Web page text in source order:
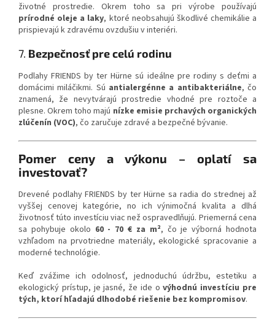
životné prostredie. Okrem toho sa pri výrobe používajú
prírodné oleje a laky, ktoré neobsahujú škodlivé chemikálie a
prispievajú k zdravému ovzdušiu v interiéri.
7. Bezpečnosť pre celú rodinu
Podlahy FRIENDS by ter Hürne sú ideálne pre rodiny s deťmi a
domácimi miláčikmi. Sú antialergénne a antibakteriálne, čo
znamená, že nevytvárajú prostredie vhodné pre roztoče a
plesne. Okrem toho majú nízke emisie prchavých organických
zlúčenín (VOC), čo zaručuje zdravé a bezpečné bývanie.
Pomer ceny a výkonu – oplatí sa
investovať?
Drevené podlahy FRIENDS by ter Hürne sa radia do strednej až
vyššej cenovej kategórie, no ich výnimočná kvalita a dlhá
životnosť túto investíciu viac než ospravedlňujú. Priemerná cena
sa pohybuje okolo 60 - 70 € za m², čo je výborná hodnota
vzhľadom na prvotriedne materiály, ekologické spracovanie a
moderné technológie.
Keď zvážime ich odolnosť, jednoduchú údržbu, estetiku a
ekologický prístup, je jasné, že ide ovýhodnú investíciu pre
tých, ktorí hľadajú dlhodobé riešenie bez kompromisov.